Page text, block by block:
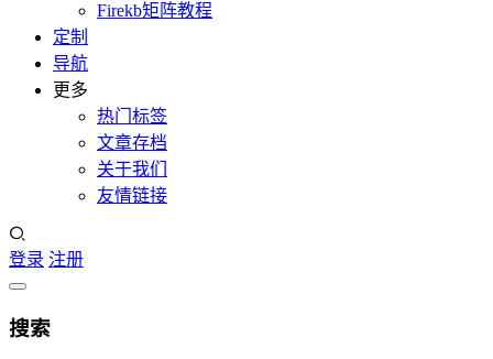
Firekb矩阵教程
定制
导航
更多
热门标签
文章存档
关于我们
友情链接
登录 注册
搜索